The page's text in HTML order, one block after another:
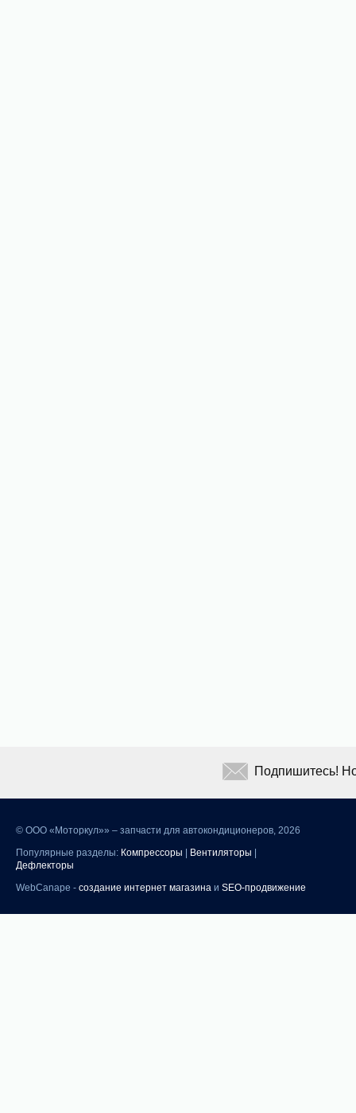
© ООО «Моторкул»» – запчасти для автокондиционеров, 2026
Популярные разделы: Компрессоры Вентиляторы
Дефлекторы
WebCanape - создание интернет магазина и SEO-продвижение
Подпишитесь!